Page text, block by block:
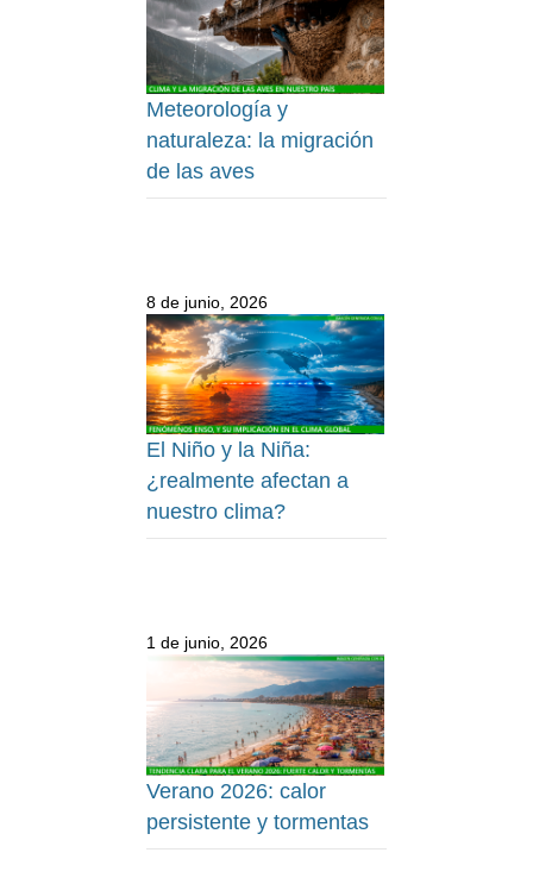
Meteorología y
naturaleza: la migración
de las aves
8 de junio, 2026
El Niño y la Niña:
¿realmente afectan a
nuestro clima?
1 de junio, 2026
Verano 2026: calor
persistente y tormentas